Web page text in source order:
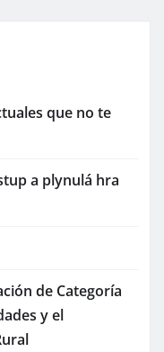
que no te
a plynulá hra
de Categoría
y el